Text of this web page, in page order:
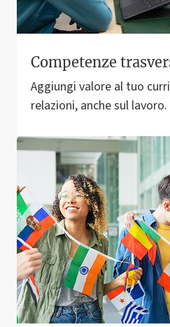
Competenze
Aggiungi valore al tuo
relazioni, anche sul lavoro.